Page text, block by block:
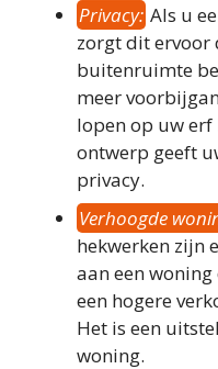
Privacy: Als u
zorgt dit ervoor
buitenruimte
meer
lopen op uw erf
ontwerp geeft
privacy.
Verhoogde
hekwerken zijn
aan een
een hogere
Het is een
woning.